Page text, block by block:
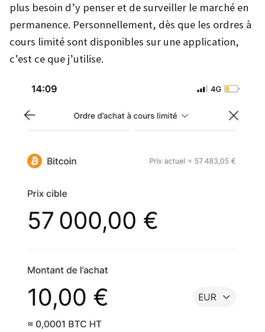
plus besoin d’y penser et de surveiller le marché en
permanence. Personnellement, dès que les ordres à
cours limité sont disponibles sur une application,
c’est ce que j’utilise.